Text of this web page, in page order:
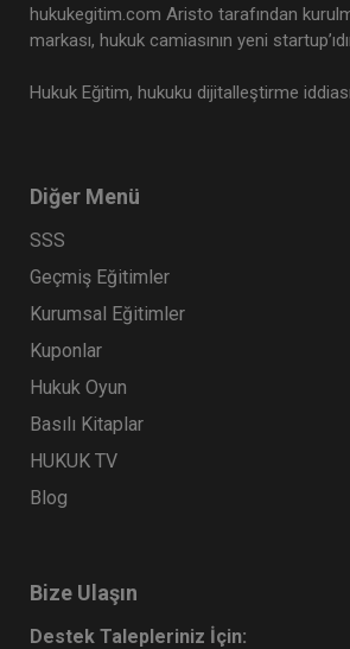
hukukegitim.com Aristo tarafından
markası, hukuk camiasının yeni
Hukuk Eğitim, hukuku dijitalleştirme
Diğer Menü
SSS
Geçmiş Eğitimler
Kurumsal Eğitimler
Kuponlar
Hukuk Oyun
Basılı Kitaplar
HUKUK TV
Blog
Bize Ulaşın
Destek Talepleriniz İçin: